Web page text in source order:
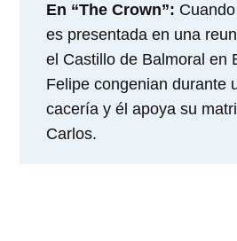
En “The Crown”:
es presentada en una
el Castillo de Balmoral en
Felipe congenian durante
cacería y él apoya su
Carlos.